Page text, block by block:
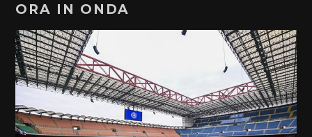
ORA IN ONDA